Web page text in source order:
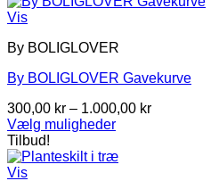
Vis
By BOLIGLOVER
By BOLIGLOVER Gavekurve
300,00 kr – 1.000,00 krPrisinterval:
Vælg muligheder
Dette
vare
har
Tilbud!
Vis